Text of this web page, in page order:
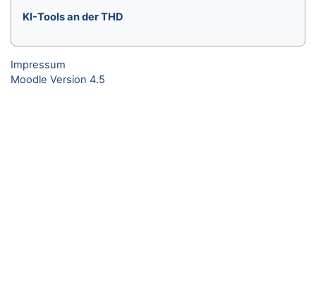
KI-Tools an der THD
Impressum
Moodle Version 4.5